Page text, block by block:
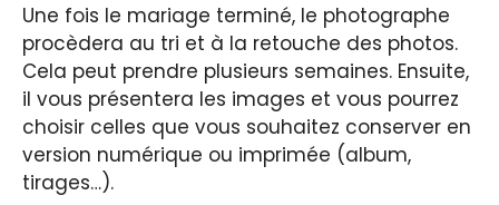
Une fois le mariage terminé, le photographe
procèdera au tri et à la retouche des photos.
Cela peut prendre plusieurs semaines. Ensuite,
il vous présentera les images et vous pourrez
choisir celles que vous souhaitez conserver en
version numérique ou imprimée (album,
tirages…).